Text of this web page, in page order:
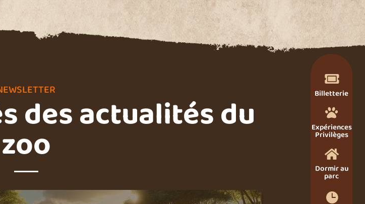

Billetterie

Expériences
Privilèges

Dormir au
parc

des actualités du
zoo